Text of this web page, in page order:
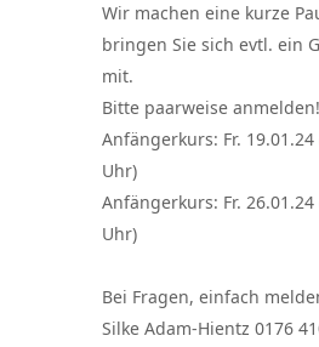
Wir machen eine kurze
bringen Sie sich evtl. ein
mit.
Bitte paarweise anmelden!
Anfängerkurs: Fr. 19.01.24
Uhr)
Anfängerkurs: Fr. 26.01.24
Uhr)
Bei Fragen, einfach
Silke Adam-Hientz 0176